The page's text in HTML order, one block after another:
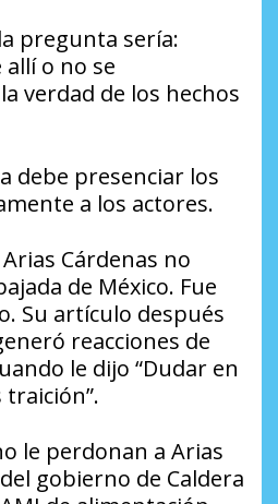
pregunta sería:
o no se
verdad de los hechos
debe presenciar los
a los actores.
Arias Cárdenas no
de México. Fue
Su artículo después
reacciones de
le dijo “Dudar en
le perdonan a Arias
gobierno de Caldera